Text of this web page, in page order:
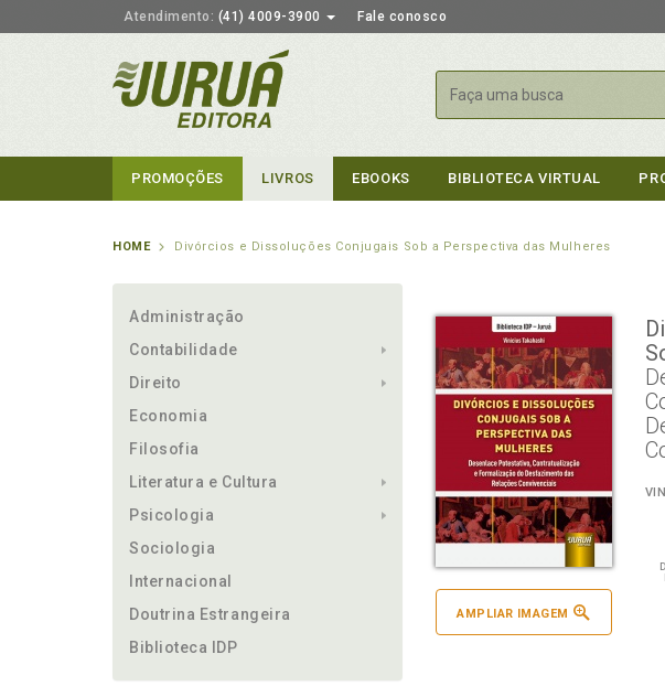
Atendimento: (41) 4009-3900 Fale conosco
Buscar
PROMOÇÕES LIVROS EBOOKS BIBLIOTECA VIRTUAL
HOME Divórcios e Dissoluções Conjugais Sob a Perspectiva das Mulheres
Administração
Contabilidade
Direito
Economia
Filosofia
Literatura e Cultura
Psicologia
Sociologia
Internacional
Doutrina Estrangeira
Biblioteca IDP
AMPLIAR IMAGEM